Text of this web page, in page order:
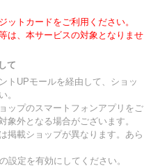
ットカードをご利用ください。
は、本サービスの対象となりませ
て
トUPモールを経由して、ショッ
。
ップのスマートフォンアプリをご
象外となる場合がございます。
掲載ショップが異なります。あら
設定を有効にしてください。